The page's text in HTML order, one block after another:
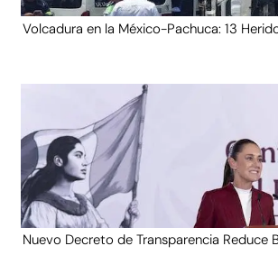
Volcadura en la México-Pachuca: 13
Nuevo Decreto de Transparencia Reduce